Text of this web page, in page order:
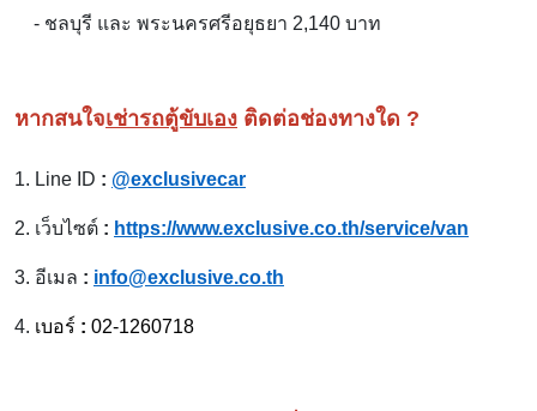
- ชลบุรี และ พระนครศรีอยุธยา 2,140 บาท
หากสนใจเช่ารถตู้ขับเอง ติดต่อช่องทางใด ?
1. Line ID : @exclusivecar
2. เว็บไซต์ : https://www.exclusive.co.th/service/van
3. อีเมล : info@exclusive.co.th
4. เบอร์ : 02-1260718